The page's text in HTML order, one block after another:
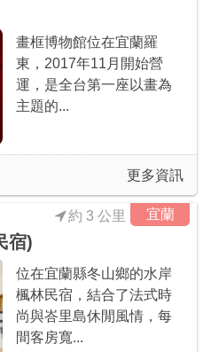
畫框博物館位在宜蘭羅
東，2017年11月開始營
運，是全台第一座以畫為
主題的...
更多資訊
宜蘭
宿)
約 3 公里
位在宜蘭縣冬山鄉的水岸
楓林民宿，結合了法式時
尚與峇里島休閒風情，每
間客房寬...